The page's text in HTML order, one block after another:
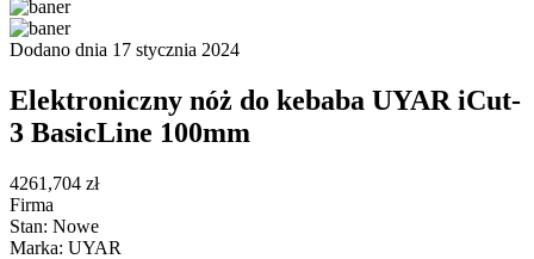
Dodano dnia 17 stycznia 2024
Elektroniczny nóż do kebaba UYAR iCut-
3 BasicLine 100mm
4261,704 zł
Firma
Stan: Nowe
Marka: UYAR